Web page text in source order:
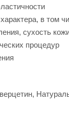
в том
сухость
процедур